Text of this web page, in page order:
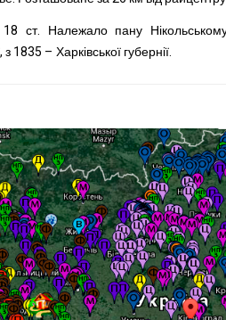
ст. Належало пану
1835 – Харківської губернії.